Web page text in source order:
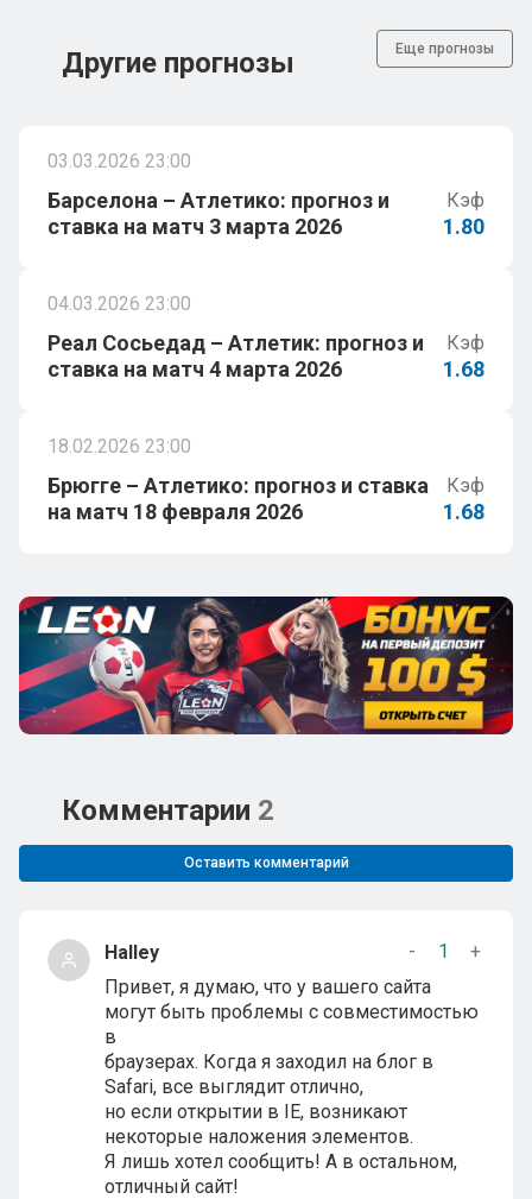
Другие прогнозы Еще прогнозы
03.03.2026 23:00
Барселона – Атлетико: прогноз и
ставка на матч 3 марта 2026
Кэф
1.80
04.03.2026 23:00
Реал Сосьедад – Атлетик: прогноз и
ставка на матч 4 марта 2026
Кэф
1.68
18.02.2026 23:00
Брюгге – Атлетико: прогноз и ставка
на матч 18 февраля 2026
Кэф
1.68
Комментарии 2
Оставить комментарий
Halley - 1
+
Привет, я думаю, что у вашего сайта
могут быть проблемы с совместимостью
в
браузерах. Когда я заходил на блог в
Safari, все выглядит отлично,
но если открытии в IE, возникают
некоторые наложения элементов.
Я лишь хотел сообщить! А в остальном,
отличный сайт!